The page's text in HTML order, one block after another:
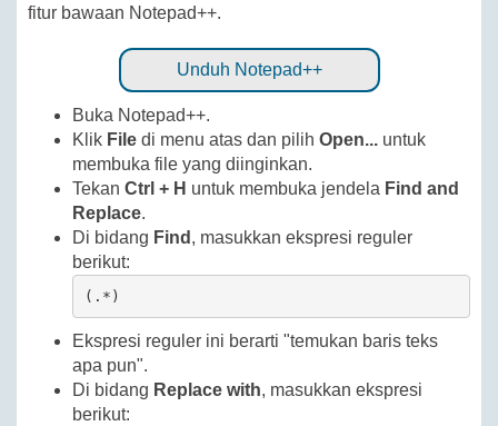
fitur bawaan Notepad++.
Unduh Notepad++
Buka Notepad++.
Klik File di menu atas dan pilih Open... untuk
membuka file yang diinginkan.
Tekan Ctrl + H untuk membuka jendela Find and
Replace.
Di bidang Find , masukkan ekspresi reguler
berikut:
(.*)
Ekspresi reguler ini berarti "temukan baris teks
apa pun".
Di bidang Replace with, masukkan ekspresi
berikut: